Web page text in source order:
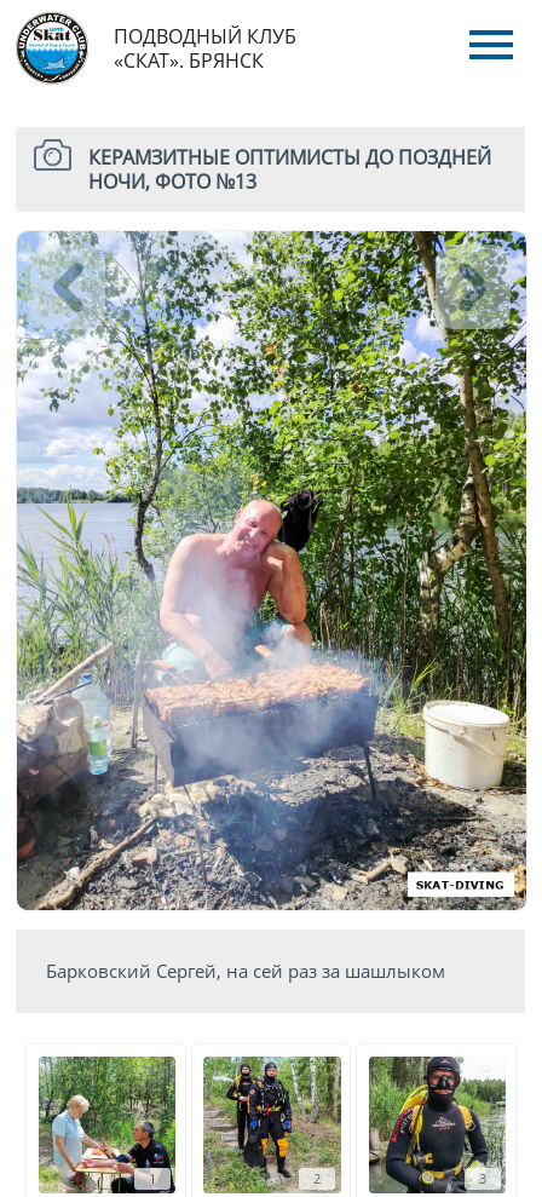
ПОДВОДНЫЙ КЛУБ
«СКАТ». БРЯНСК
КЕРАМЗИТНЫЕ ОПТИМИСТЫ ДО ПОЗДНЕЙ
НОЧИ, ФОТО №13
Барковский Сергей, на сей раз за шашлыком
1 2 3